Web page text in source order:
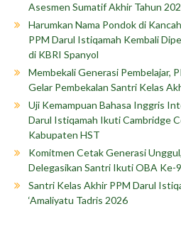
Asesmen Sumatif Akhir Tahun
Harumkan Nama Pondok di
PPM Darul Istiqamah Kembali
di KBRI Spanyol
Membekali Generasi Pembelajar,
Gelar Pembekalan Santri Kelas
Uji Kemampuan Bahasa Inggris
Darul Istiqamah Ikuti Cambridge
Kabupaten HST
Komitmen Cetak Generasi
Delegasikan Santri Ikuti OBA Ke-
Santri Kelas Akhir PPM Darul
‘Amaliyatu Tadris 2026